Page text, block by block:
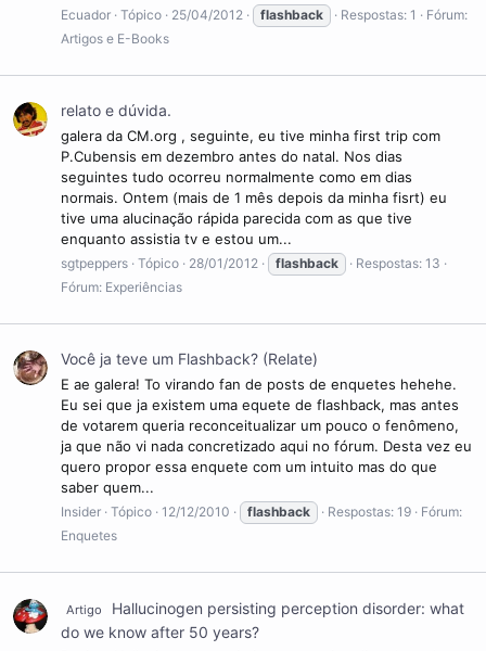
Ecuador Tópico 25/04/2012 flashback Respostas: 1
Fórum:
Artigos e E-Books
relato e dúvida.
galera da CM.org , seguinte, eu tive minha first trip com
P.Cubensis em dezembro antes do natal. Nos dias
seguintes tudo ocorreu normalmente como em dias
normais. Ontem (mais de 1 mês depois da minha fisrt) eu
tive uma alucinação rápida parecida com as que tive
enquanto assistia tv e estou um...
sgtpeppers Tópico 28/01/2012 flashback
Respostas: 13
Fórum: Experiências
Você ja teve um Flashback? (Relate)
E ae galera! To virando fan de posts de enquetes hehehe.
Eu sei que ja existem uma equete de flashback, mas antes
de votarem queria reconceitualizar um pouco o fenômeno,
ja que não vi nada concretizado aqui no fórum. Desta vez eu
quero propor essa enquete com um intuito mas do que
saber quem...
Insider Tópico 12/12/2010 flashback Respostas: 19
Fórum:
Enquetes
Artigo
Hallucinogen persisting perception disorder: what
do we know after 50 years?